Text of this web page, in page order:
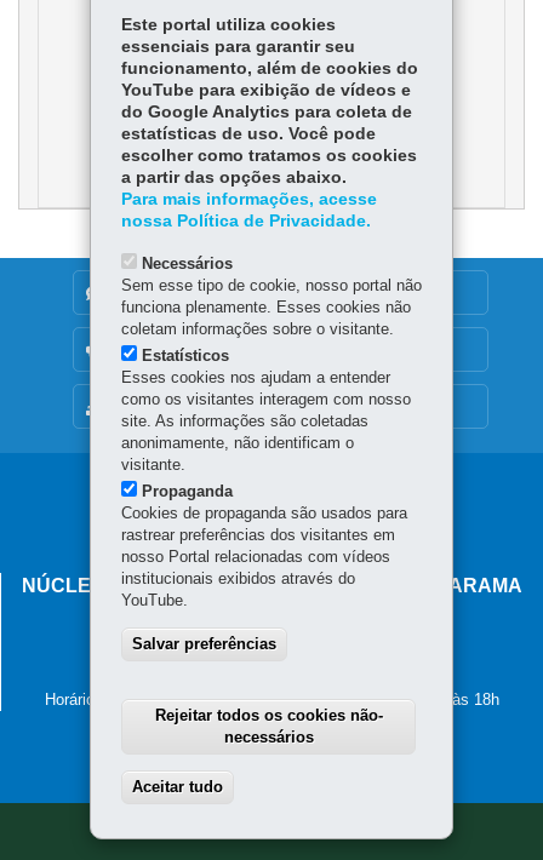
MAPA DO SITE
DENUNCIE CORRUPÇÃO
OUVIDORIA
Navegação
principal
NÚCLEO REGIONAL DE EDUCAÇÃO DE UMUARAMA
87.502-080-Umuarama
Horário de atendimento: de segunda a sexta-feira, das 8h às 18h
Este portal utiliza cookies
essenciais para garantir seu
funcionamento, além de cookies do
YouTube para exibição de vídeos e
do Google Analytics para coleta de
estatísticas de uso. Você pode
escolher como tratamos os cookies
a partir das opções abaixo.
Para mais informações, acesse
nossa Política de Privacidade.
Necessários
Sem esse tipo de cookie, nosso portal não
funciona plenamente. Esses cookies não
coletam informações sobre o visitante.
Estatísticos
Esses cookies nos ajudam a entender
como os visitantes interagem com nosso
site. As informações são coletadas
anonimamente, não identificam o
visitante.
Propaganda
Cookies de propaganda são usados para
rastrear preferências dos visitantes em
nosso Portal relacionadas com vídeos
institucionais exibidos através do
YouTube.
Salvar preferências
Rejeitar todos os cookies não-
necessários
Aceitar tudo